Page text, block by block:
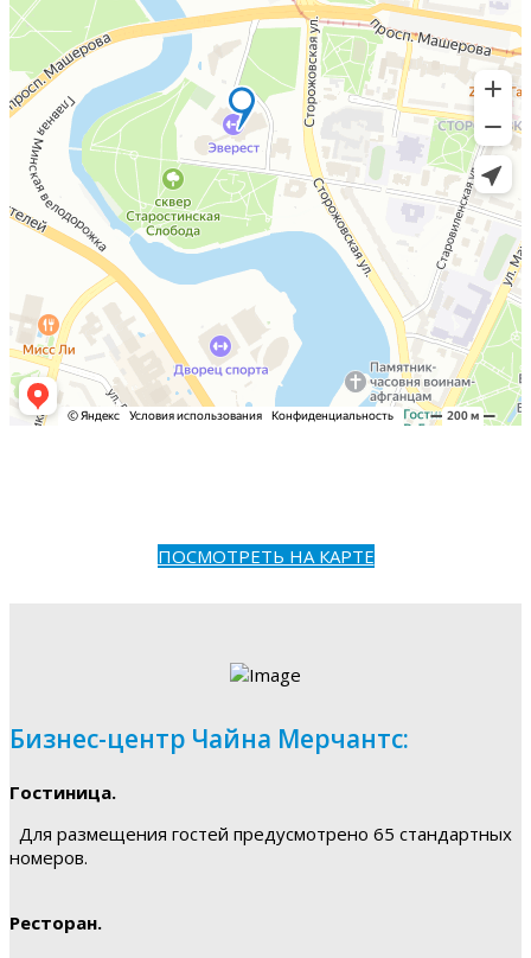
ПОСМОТРЕТЬ НА КАРТЕ
Бизнес-центр Чайна Мерчантс:
Гостиница.
Для размещения гостей предусмотрено 65 стандартных
номеров.
Ресторан.